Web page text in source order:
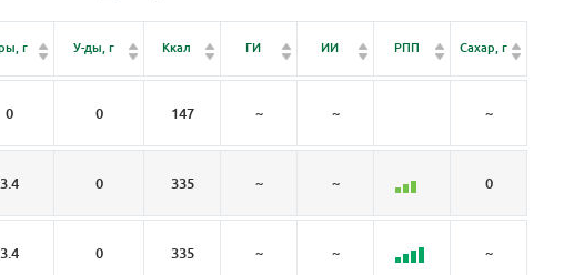
г У-ды, г Ккал ГИ ИИ РПП Сахар, г
0 0 147 ~ ~ ~
3.4 0 335 ~ ~ 0
3.4 0 335 ~ ~ ~